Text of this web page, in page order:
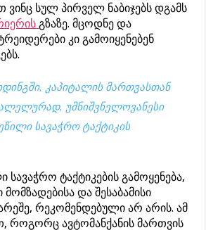
ვინც სულ პირველ ნაბიჯებს დგამს
გზაზე. მცოდნე და
კი გამოიყენებენ
კაპიტალის მართვასთან
უმნიშვნელოვანესი
სავაჭრო ტაქტიკის
სავაჭრო ტაქტიკების გამოყენება,
და შესაბამისი
რეკომენდებული არ არის. ამ
როგორც ავტომანქანის მართვის